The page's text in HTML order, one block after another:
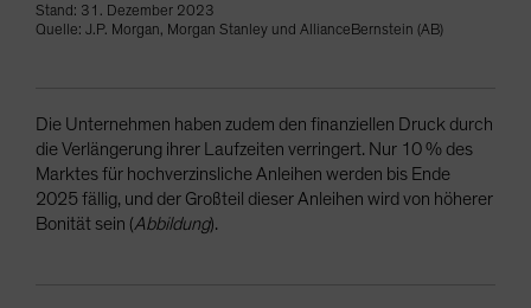
Stand: 31. Dezember 2023
Quelle: J.P. Morgan, Morgan Stanley und AllianceBernstein (AB)
Die Unternehmen haben zudem den finanziellen Druck durch
die Verlängerung ihrer Laufzeiten verringert. Nur 10 % des
Marktes für hochverzinsliche Anleihen werden bis Ende
2025 fällig, und der Großteil dieser Anleihen wird von höherer
Bonität sein (Abbildung).